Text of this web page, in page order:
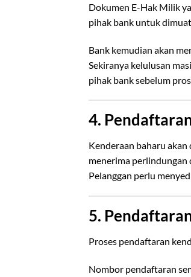
Dokumen E-Hak Milik
pihak bank untuk
Bank kemudian akan
Sekiranya kelulusan
pihak bank sebelum
4.
Kenderaan baharu
menerima perlindungan
Pelanggan perlu
5.
Proses pendaftaran
Nombor pendaftaran